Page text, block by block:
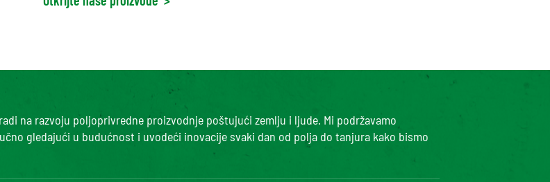
na razvoju poljoprivredne proizvodnje poštujući zemlju i ljude. Mi podržavamo
gledajući u budućnost i uvodeći inovacije svaki dan od polja do tanjura kako bismo